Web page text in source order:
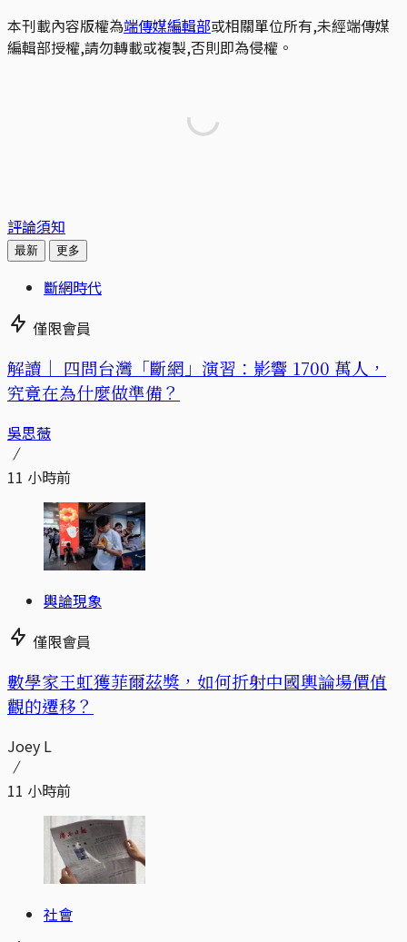
本刊載內容版權為端傳媒編輯部或相關單位所有,未經端傳媒
編輯部授權,請勿轉載或複製,否則即為侵權。
評論須知
最新 更多
斷網時代
僅限會員
解讀｜ 四問台灣「斷網」演習：影響 1700 萬人，
究竟在為什麼做準備？
吳思薇
11 小時前
輿論現象
僅限會員
數學家王虹獲菲爾茲獎，如何折射中國輿論場價值
觀的遷移？
Joey L
11 小時前
社會